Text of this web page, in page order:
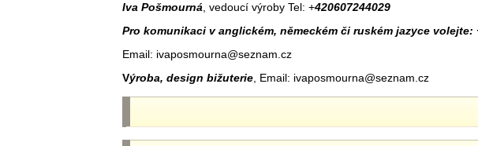
Iva Pošmourná, vedoucí výroby Tel: +420607244029
Pro komunikaci v anglickém, německém či ruském jazyce volejte:
Email: ivaposmourna@seznam.cz
Výroba, design bižuterie, Email: ivaposmourna@seznam.cz